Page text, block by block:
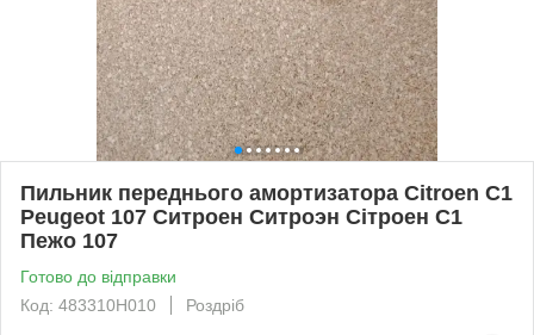
Пильник переднього амортизатора Citroen C1
Peugeot 107 Ситроен Ситроэн Сітроен С1
Пежо 107
Готово до відправки
Код: 483310H010
Роздріб